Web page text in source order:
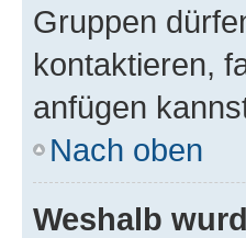
Gruppen
kontaktieren,
anfügen
Nach oben
Weshalb